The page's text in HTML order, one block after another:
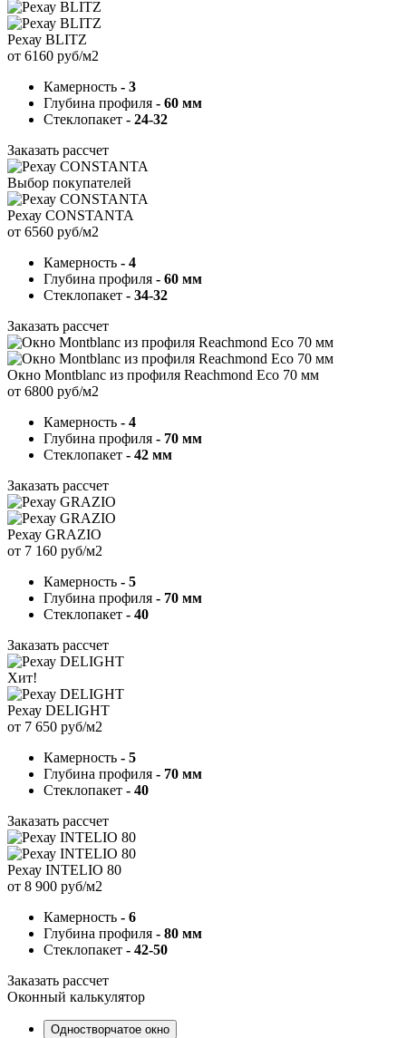
Рехау BLITZ
от 6160 руб/м2
Камерность - 3
Глубина профиля - 60 мм
Стеклопакет - 24-32
Заказать рассчет
Выбор покупателей
Рехау CONSTANTA
от 6560 руб/м2
Камерность - 4
Глубина профиля - 60 мм
Стеклопакет - 34-32
Заказать рассчет
Окно Montblanc из профиля Reachmond Eco 70 мм
от 6800 руб/м2
Камерность - 4
Глубина профиля - 70 мм
Стеклопакет - 42 мм
Заказать рассчет
Рехау GRAZIO
от 7 160 руб/м2
Камерность - 5
Глубина профиля - 70 мм
Стеклопакет - 40
Заказать рассчет
Хит!
Рехау DELIGHT
от 7 650 руб/м2
Камерность - 5
Глубина профиля - 70 мм
Стеклопакет - 40
Заказать рассчет
Рехау INTELIO 80
от 8 900 руб/м2
Камерность - 6
Глубина профиля - 80 мм
Стеклопакет - 42-50
Заказать рассчет
Оконный калькулятор
Одностворчатое окно